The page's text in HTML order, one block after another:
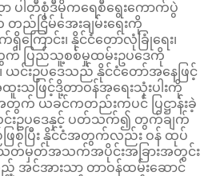
ပါတီစုံဒီမိုကရေစီရွေးကောက်ပွဲ
တည်ငြိမ်အေးချမ်းရေးကို
ြောင်း၊ နိုင်ငံတော်လုံခြုံရေး၊
က် ပြည်သူ့စစ်မှုထမ်းဥပဒေကို
ယင်းဥပဒေသည် နိုင်ငံတော်အနေဖြင့်
းသဖြင့်ဒို့တာဝန်အရေးသုံးပါးကို
က် ယခင်ကတည်းကပင် ပြဋ္ဌာန်းခဲ့
ယင်းဥပဒေနှင့် ပတ်သက်၍ တွက်ချက်
ဖြစ်ပြီး နိုင်ငံအတွက်လည်း ဝန် ထုပ်
၊ သတ်မှတ်အသက်အပိုင်းအခြားအတွင်း
အင်အားသာ တာဝန်ထမ်းဆောင်